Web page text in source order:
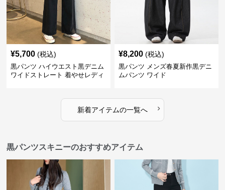
¥5,700 (税込)
黒パンツ ハイウエスト黒デニム
ワイドストレート 着やせレディ
¥8,200 (税込)
黒パンツ メンズ春夏新作黒デニ
ムパンツ ワイド
新着アイテムの一覧へ ›
黒パンツスキニーのおすすめアイテム